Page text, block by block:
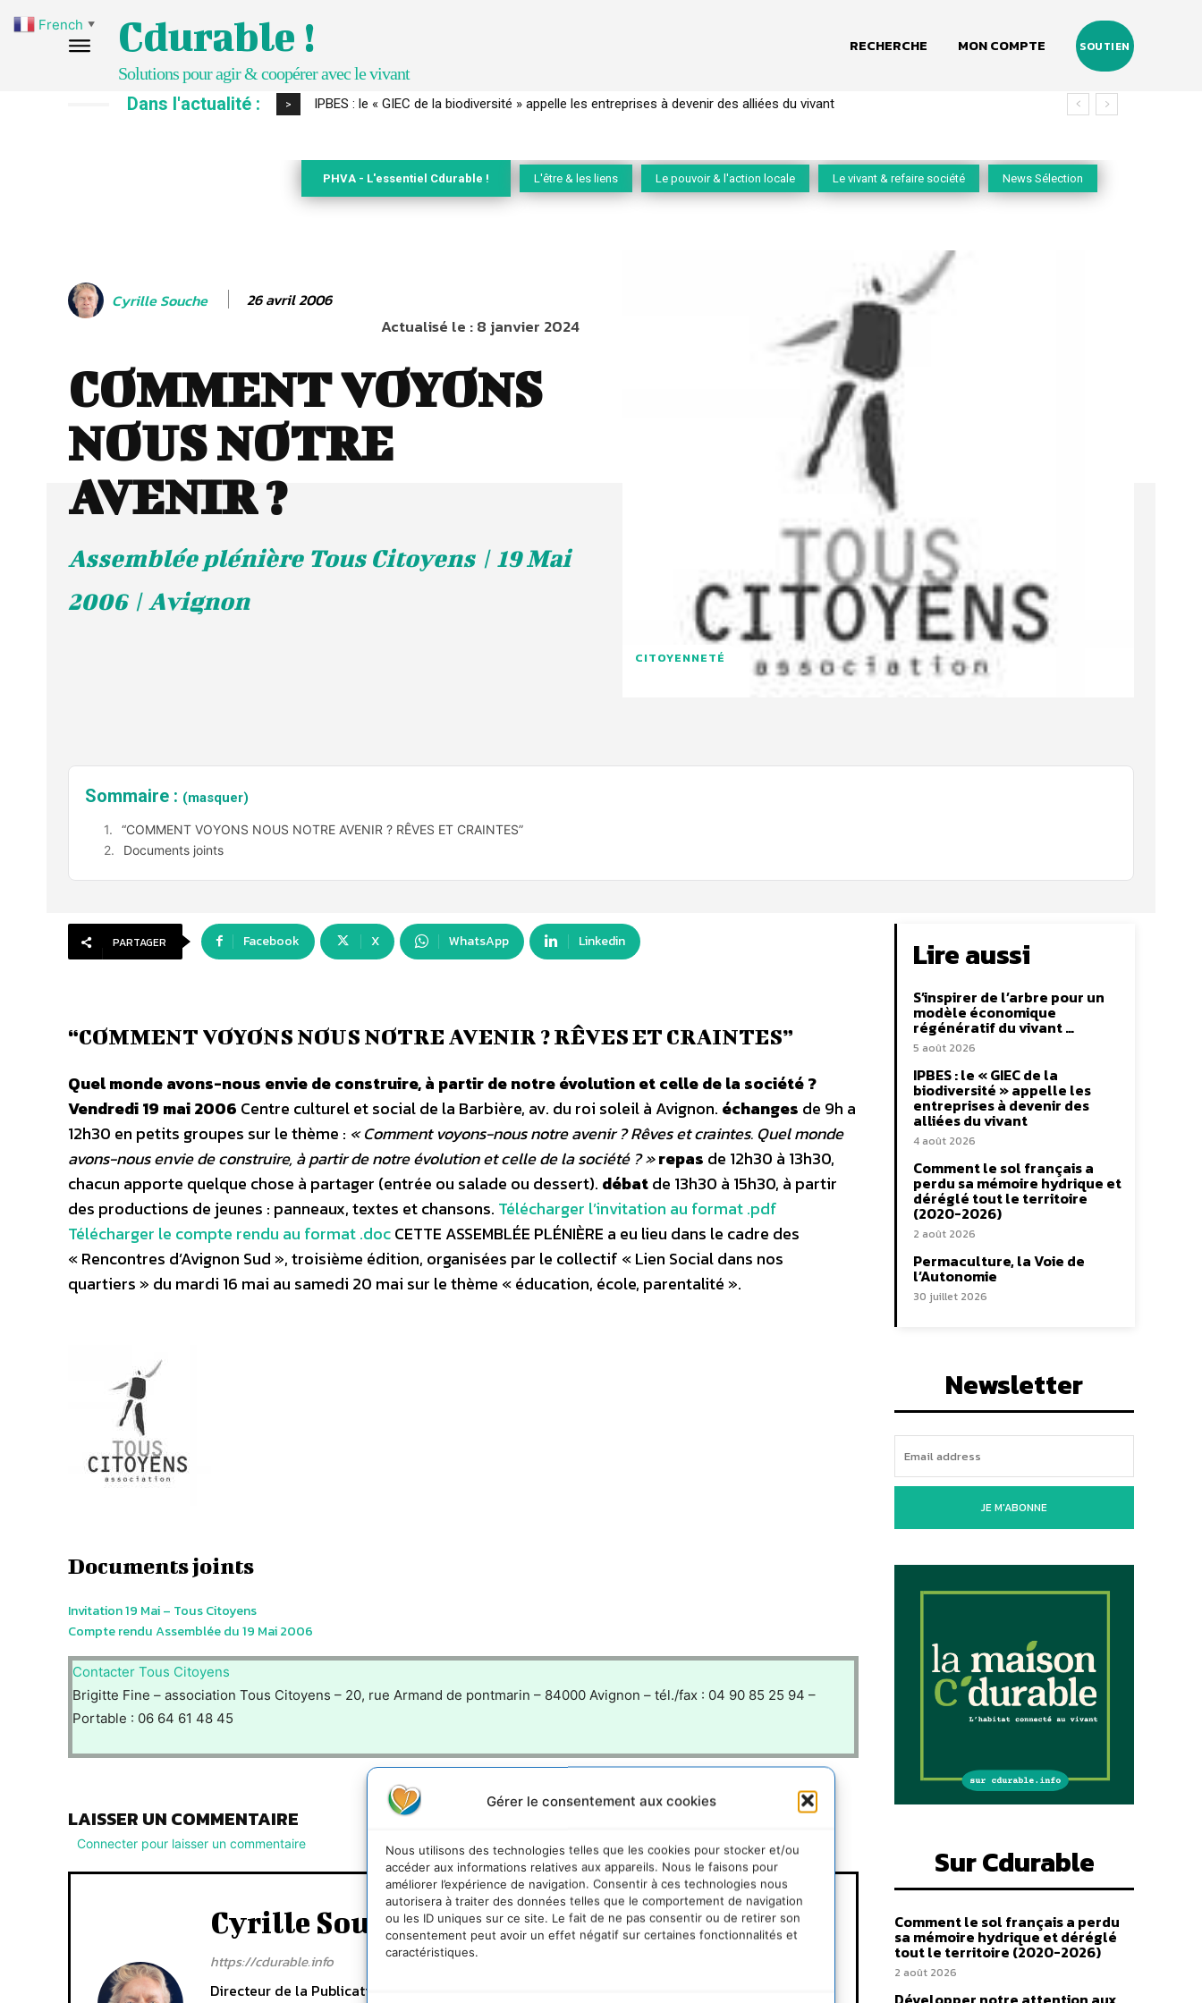
Gérer le consentement aux cookies
Nous utilisons des technologies telles que les cookies pour stocker et/ou
accéder aux informations relatives aux appareils. Nous le faisons pour
améliorer l’expérience de navigation. Consentir à ces technologies nous
autorisera à traiter des données telles que le comportement de navigation
ou les ID uniques sur ce site. Le fait de ne pas consentir ou de retirer son
consentement peut avoir un effet négatif sur certaines fonctionnalités et
caractéristiques.
Cdurable !
Solutions pour agir & coopérer avec le vivant
RECHERCHE MON COMPTE SOUTIEN
Dans l'actualité : > IPBES : le « GIEC de la biodiversité » appelle les entreprises à devenir des alliées du vivant
Comment le sol français a perdu sa mémoire hydrique et déréglé tout le territoire (2020-2026)
PHVA - L'essentiel Cdurable ! L'être & les liens Le pouvoir & l'action locale Le vivant & refaire société News Sélection
Cyrille Souche 26 avril 2006
Actualisé le :8 janvier 2024
COMMENT VOYONS
NOUS NOTRE
AVENIR ?
Assemblée plénière Tous Citoyens | 19 Mai
2006 | Avignon
CITOYENNETÉ
Sommaire : (masquer)
“COMMENT VOYONS NOUS NOTRE AVENIR ? RÊVES ET CRAINTES”
Documents joints
PARTAGER Facebook X WhatsApp Linkedin
“COMMENT VOYONS NOUS NOTRE AVENIR ? RÊVES ET CRAINTES”
Quel monde avons-nous envie de construire, à partir de notre évolution et celle de la société ?
Vendredi 19 mai 2006 Centre culturel et social de la Barbière, av. du roi soleil à Avignon. échanges de 9h a
12h30 en petits groupes sur le thème : « Comment voyons-nous notre avenir ? Rêves et craintes. Quel monde
avons-nous envie de construire, à partir de notre évolution et celle de la société ? »repas de 12h30 à 13h30,
chacun apporte quelque chose à partager (entrée ou salade ou dessert). débatde 13h30 à 15h30, à partir
des productions de jeunes : panneaux, textes et chansons. Télécharger l’invitation au format .pdf
Télécharger le compte rendu au format .docCETTE ASSEMBLÉE PLÉNIÈRE a eu lieu dans le cadre des
« Rencontres d’Avignon Sud », troisième édition, organisées par le collectif « Lien Social dans nos
quartiers » du mardi 16 mai au samedi 20 mai sur le thème « éducation, école, parentalité ».
Documents joints
Invitation 19 Mai – Tous Citoyens
Compte rendu Assemblée du 19 Mai 2006
Contacter Tous Citoyens
Brigitte Fine – association Tous Citoyens – 20, rue Armand de pontmarin – 84000 Avignon – tél./fax : 04 90 85 25 94 –
Portable : 06 64 61 48 45
LAISSER UN COMMENTAIRE
Connecter pour laisser un commentaire
Cyrille Souche
https://cdurable.info
Directeur de la Publication Cdurable.info qui a eu 20 ans en 2025 ... L'occasion de supprimer la
Lire aussi
S’inspirer de l’arbre pour un
modèle économique
régénératif du vivant …
5 août 2026
IPBES : le « GIEC de la
biodiversité » appelle les
entreprises à devenir des
alliées du vivant
4 août 2026
Comment le sol français a
perdu sa mémoire hydrique et
déréglé tout le territoire
(2020-2026)
2 août 2026
Permaculture, la Voie de
l’Autonomie
30 juillet 2026
Newsletter
JE M'ABONNE
Sur Cdurable
Comment le sol français a perdu
sa mémoire hydrique et déréglé
tout le territoire (2020-2026)
2 août 2026
French ▼